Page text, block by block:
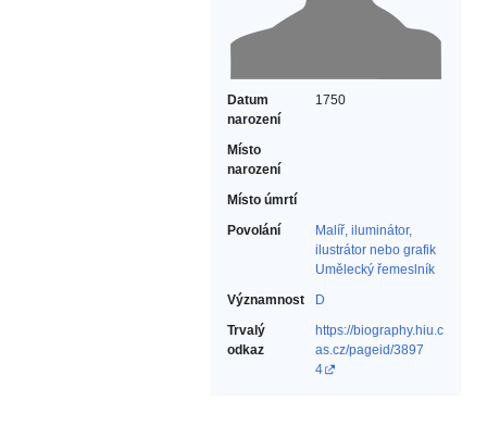
Datum
narození
1750
Místo
narození
Místo úmrtí
Povolání
Malíř, iluminátor,
ilustrátor nebo grafik‎
Umělecký řemeslník‎
Významnost
D
Trvalý
odkaz
https://biography.hiu.c
as.cz/pageid/3897
4